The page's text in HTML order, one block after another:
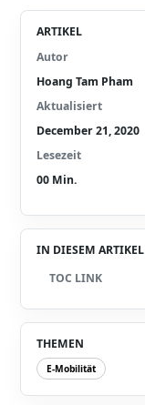
ARTIKEL
Autor
Hoang Tam Pham
Aktualisiert
December 21, 2020
Lesezeit
00Min.
IN DIESEM ARTIKEL
TOC LINK
THEMEN
E-Mobilität